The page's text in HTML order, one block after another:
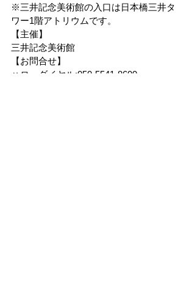
※三井記念美術館の入口は日本橋三井タ
ワー1階アトリウムです。
【主催】
三井記念美術館
【お問合せ】
ハローダイヤル:050-5541-8600